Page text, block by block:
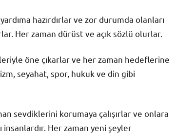
hazırdırlar ve zor durumda olanları
Her zaman dürüst ve açık sözlü olurlar.
öne çıkarlar ve her zaman hedeflerine
seyahat, spor, hukuk ve din gibi
sevdiklerini korumaya çalışırlar ve onlara
Her zaman yeni şeyler